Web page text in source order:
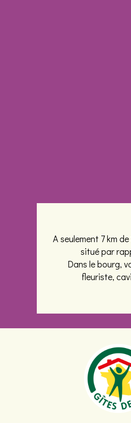
A seulement 7 km
situé par
Dans le bourg,
fleuriste,